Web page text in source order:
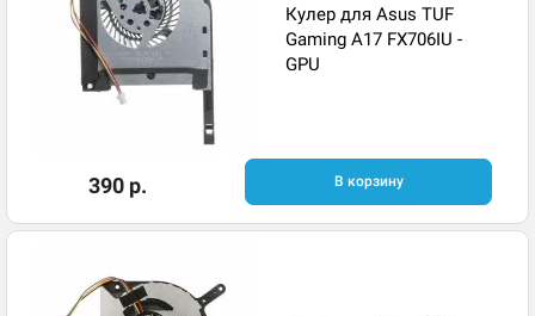
Кулер для Asus TUF
Gaming A17 FX706IU -
GPU
390 р. В корзину